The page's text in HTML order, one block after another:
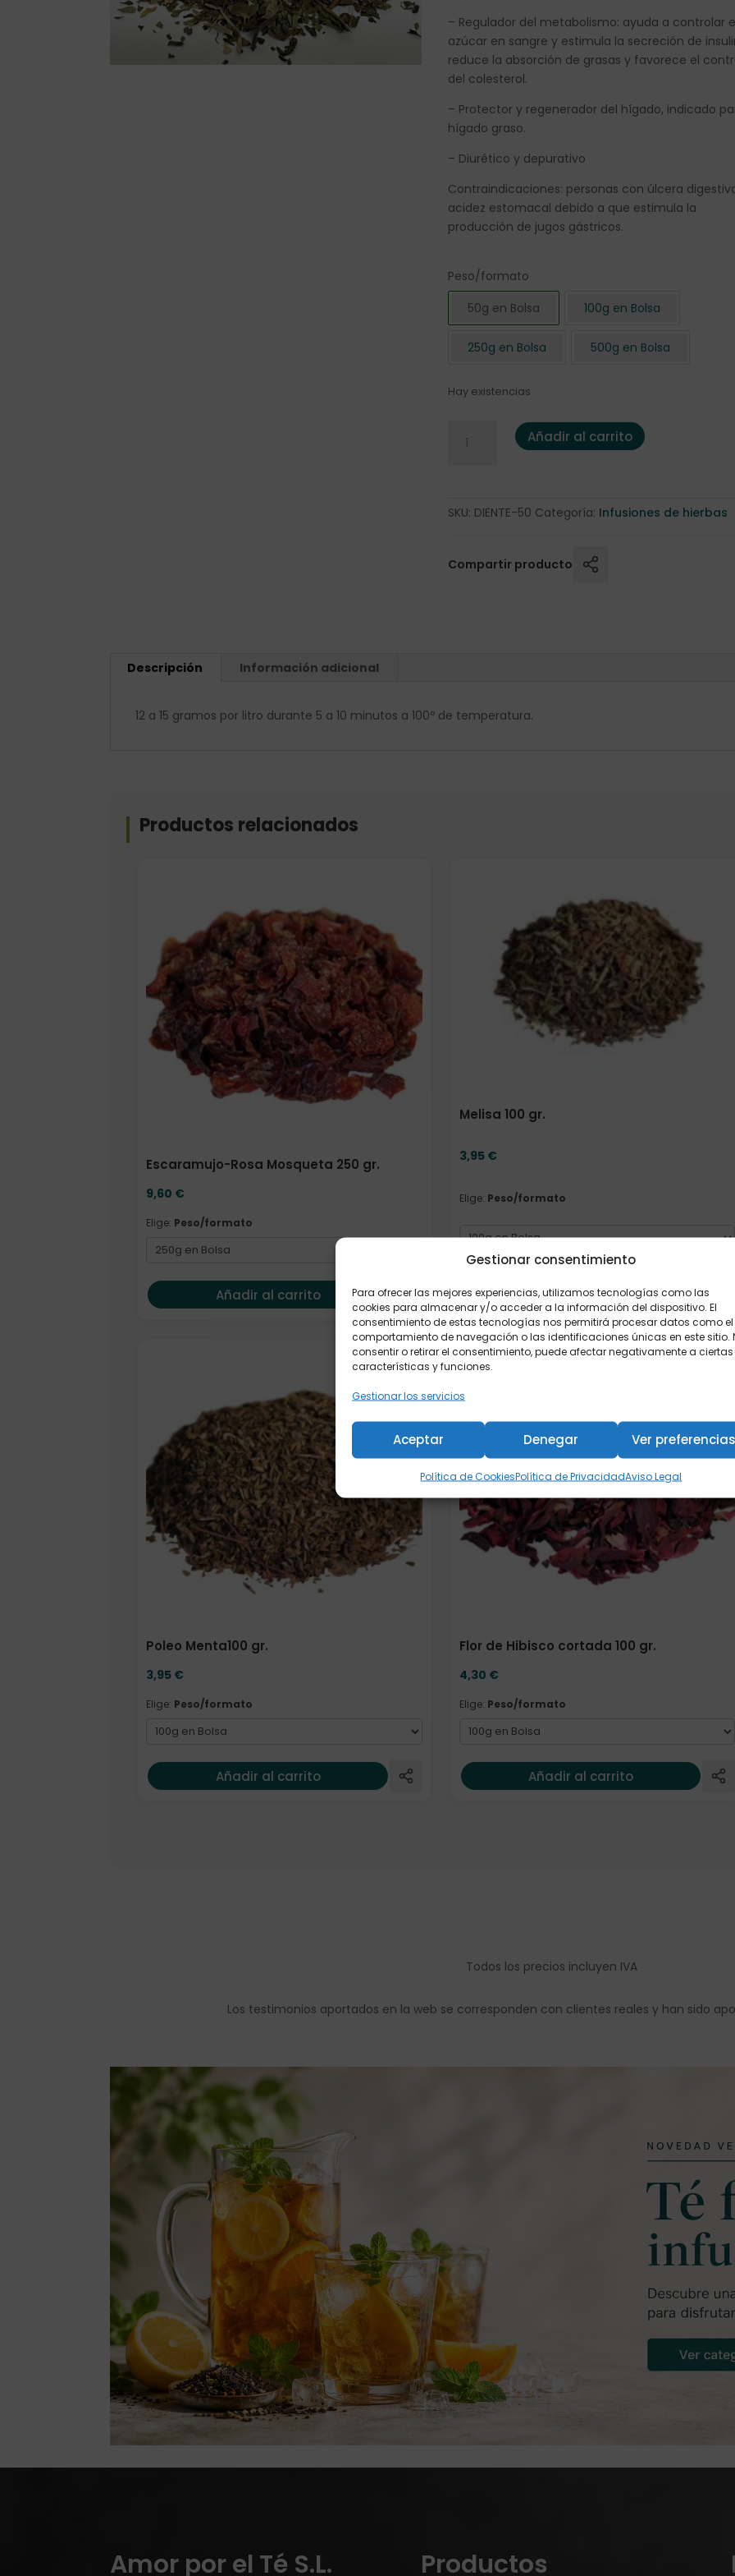
Gestionar consentimiento
Para ofrecer las mejores experiencias, utilizamos tecnologías como las
cookies para almacenar y/o acceder a la información del dispositivo. El
consentimiento de estas tecnologías nos permitirá procesar datos como el
comportamiento de navegación o las identificaciones únicas en este sitio.
consentir o retirar el consentimiento, puede afectar negativamente a ciertas
características y funciones.
Gestionar los servicios
Aceptar Denegar Ver
Política de CookiesPolítica de PrivacidadAviso Legal
– Regulador del metabolismo: ayuda a controlar
azúcar en sangre y estimula la secreción de
reduce la absorción de grasas y favorece el
del colesterol.
– Protector y regenerador del hígado, indicado
hígado graso.
– Diurético y depurativo
Contraindicaciones: personas con úlcera
acidez estomacal debido a que estimula la
producción de jugos gástricos.
Peso/formato
50g en Bolsa
100g en Bolsa
250g en Bolsa 500g en Bolsa
Hay existencias
Diente de León 50gr. cantidad
Añadir al carrito
SKU: DIENTE-50 Categoría: Infusiones de hierbas
Compartir producto
Descripción Información adicional
12 a 15 gramos por litro durante 5 a 10 minutos a 100º de temperatura.
Productos relacionados
Escaramujo-Rosa Mosqueta 250 gr.
9,60 €
Elige: Peso/formato
Añadir al carrito
Melisa 100 gr.
3,95 €
Elige: Peso/formato
Añadir al carrito
Poleo Menta100 gr.
3,95 €
Elige: Peso/formato
Añadir al carrito
Flor de Hibisco cortada 100 gr.
4,30 €
Elige: Peso/formato
Elige: Peso/formato
Añadir al carrito
Todos los precios incluyen IVA
Los testimonios aportados en la web se corresponden con clientes reales y han sido
Amor por el Té S.L. Productos